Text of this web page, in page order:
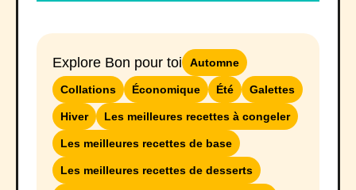
Explore Bon pour toi Automne
Collations Économique Été Galettes
Hiver Les meilleures recettes à congeler
Les meilleures recettes de base
Les meilleures recettes de desserts